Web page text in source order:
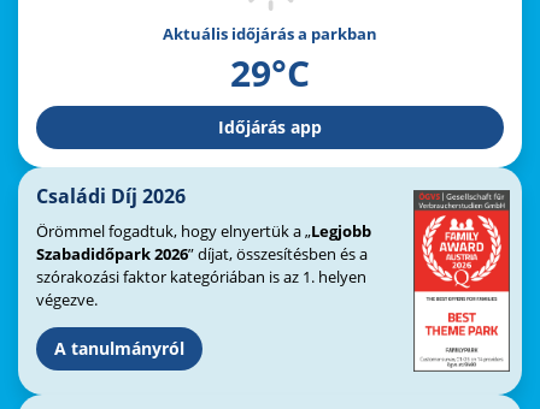
Aktuális időjárás a parkban
29°C
Időjárás app
Családi Díj 2026
Örömmel fogadtuk, hogy elnyertük a „Legjobb
Szabadidőpark 2026” díjat, összesítésben és a
szórakozási faktor kategóriában is az 1. helyen
végezve.
A tanulmányról